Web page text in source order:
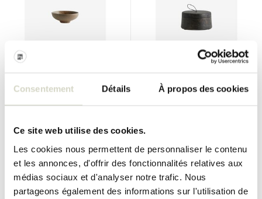
Consentement Détails À propos des cookies
Ce site web utilise des cookies.
Les cookies nous permettent de personnaliser le contenu
et les annonces, d'offrir des fonctionnalités relatives aux
médias sociaux et d'analyser notre trafic. Nous
partageons également des informations sur l'utilisation de
Bols Inez S sable lot de 4
Taxes incluses
• En stock
Boite de rangement Borizo
Taxes incluses